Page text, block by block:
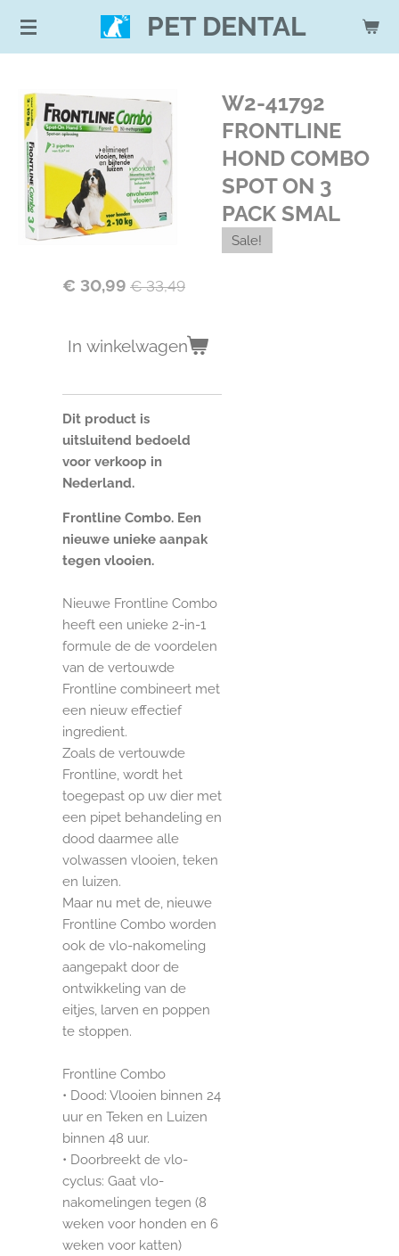
Ga
direct
hoofdinhoud
PET DENTAL
W2-41792
FRONTLINE
HOND COMBO
SPOT ON 3
PACK SMAL
Sale!
€ 30,99 € 33,49
In winkelwagen
Dit product is
uitsluitend bedoeld
voor verkoop in
Nederland.
Frontline Combo. Een
nieuwe unieke aanpak
tegen vlooien.
Nieuwe Frontline Combo
heeft een unieke 2-in-1
formule de de voordelen
van de vertouwde
Frontline combineert met
een nieuw effectief
ingredient.
Zoals de vertouwde
Frontline, wordt het
toegepast op uw dier met
een pipet behandeling en
dood daarmee alle
volwassen vlooien, teken
en luizen.
Maar nu met de, nieuwe
Frontline Combo worden
ook de vlo-nakomeling
aangepakt door de
ontwikkeling van de
eitjes, larven en poppen
te stoppen.
Frontline Combo
• Dood: Vlooien binnen 24
uur en Teken en Luizen
binnen 48 uur.
• Doorbreekt de vlo-
cyclus: Gaat vlo-
nakomelingen tegen (8
weken voor honden en 6
weken voor katten)